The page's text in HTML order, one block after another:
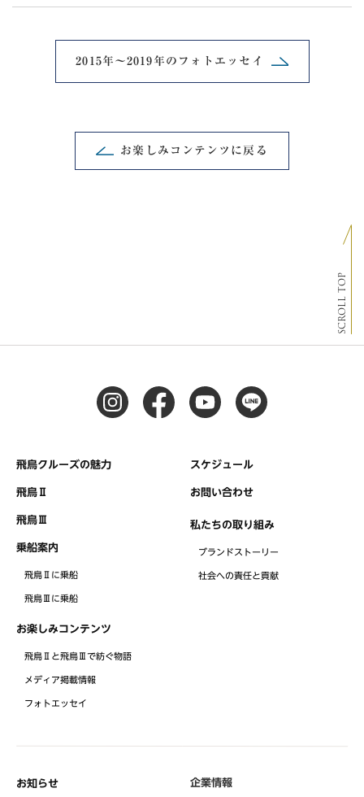
お楽しみコンテンツに戻る
2015年～2019年の フォトエッセイ
SCROLL TOP
飛鳥クルーズの魅力
飛鳥Ⅱ
飛鳥Ⅲ
乗船案内
飛鳥Ⅱに乗船
飛鳥Ⅲに乗船
お楽しみコンテンツ
飛鳥Ⅱと飛鳥Ⅲで紡ぐ物語
メディア掲載情報
フォトエッセイ
スケジュール
お問い合わせ
私たちの取り組み
ブランドストーリー
社会への責任と貢献
お知らせ 企業情報